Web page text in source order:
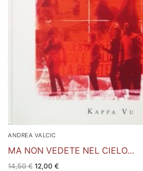
ANDREA VALCIC
MA NON VEDETE NEL CIELO…
14,50€ Il
12,00 €Il